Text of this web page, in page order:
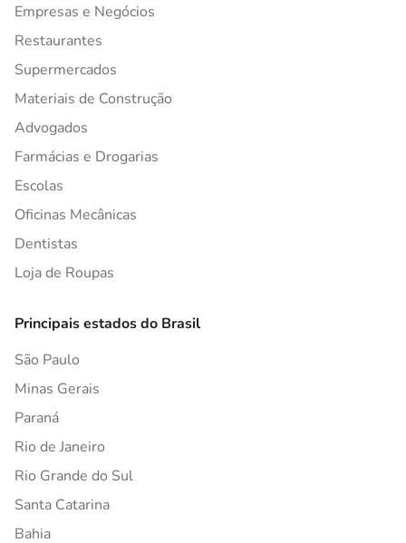
Empresas e Negócios
Restaurantes
Supermercados
Materiais de Construção
Advogados
Farmácias e Drogarias
Escolas
Oficinas Mecânicas
Dentistas
Loja de Roupas
Principais estados do Brasil
São Paulo
Minas Gerais
Paraná
Rio de Janeiro
Rio Grande do Sul
Santa Catarina
Bahia